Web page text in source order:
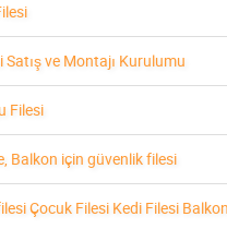
Satış ve Montajı Kurulumu
Filesi
Balkon için güvenlik filesi
Çocuk Filesi Kedi Filesi